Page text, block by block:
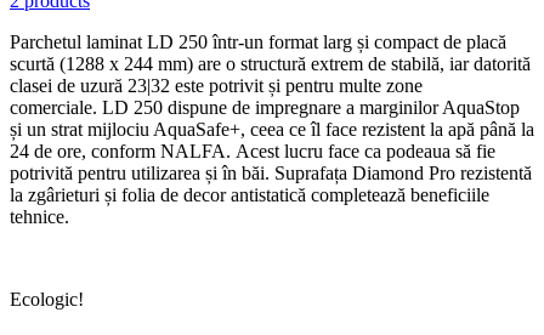
Parchetul laminat LD 250 într-un format larg și compact de placă
scurtă (1288 x 244 mm) are o structură extrem de stabilă, iar datorită
clasei de uzură 23|32 este potrivit și pentru multe zone
comerciale. LD 250 dispune de impregnare a marginilor AquaStop
și un strat mijlociu AquaSafe+, ceea ce îl face rezistent la apă până la
24 de ore, conform NALFA. Acest lucru face ca podeaua să fie
potrivită pentru utilizarea și în băi. Suprafața Diamond Pro rezistentă
la zgârieturi și folia de decor antistatică completează beneficiile
tehnice.
Ecologic!